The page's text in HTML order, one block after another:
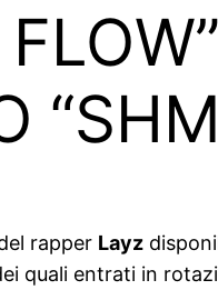
rapper Layz
quali entrati in